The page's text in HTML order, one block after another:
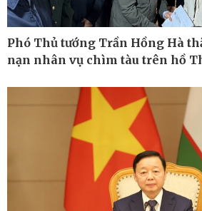
Tư vấn luật
Thể
Bóng
Bóng
Thế
Lịch
Phó Thủ tướng Trần Hồng Hà
nạn nhân vụ chìm tàu trên hồ